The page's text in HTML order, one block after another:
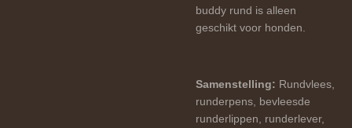
buddy rund is alleen
geschikt voor honden.
Samenstelling: Rundvlees,
runderpens, bevleesde
runderlippen, runderlever,